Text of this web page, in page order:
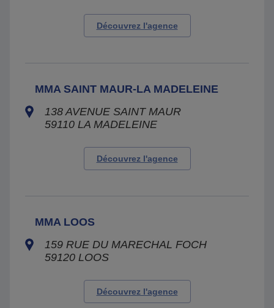
Découvrez l'agence
MMA SAINT MAUR-LA MADELEINE
138 AVENUE SAINT MAUR
59110 LA MADELEINE
Découvrez l'agence
MMA LOOS
159 RUE DU MARECHAL FOCH
59120 LOOS
Découvrez l'agence